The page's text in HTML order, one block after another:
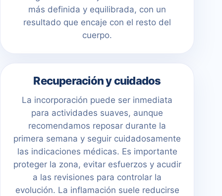
más definida y equilibrada, con un
resultado que encaje con el resto del
cuerpo.
Recuperación y cuidados
La incorporación puede ser inmediata
para actividades suaves, aunque
recomendamos reposar durante la
primera semana y seguir cuidadosamente
las indicaciones médicas. Es importante
proteger la zona, evitar esfuerzos y acudir
a las revisiones para controlar la
evolución. La inflamación suele reducirse